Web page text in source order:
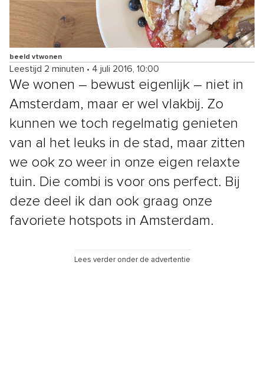
beeld vtwonen
Leestijd 2 minuten • 4 juli 2016, 10:00
We wonen – bewust eigenlijk – niet in
Amsterdam, maar er wel vlakbij. Zo
kunnen we toch regelmatig genieten
van al het leuks in de stad, maar zitten
we ook zo weer in onze eigen relaxte
tuin. Die combi is voor ons perfect. Bij
deze deel ik dan ook graag onze
favoriete hotspots in Amsterdam.
Lees verder onder de advertentie